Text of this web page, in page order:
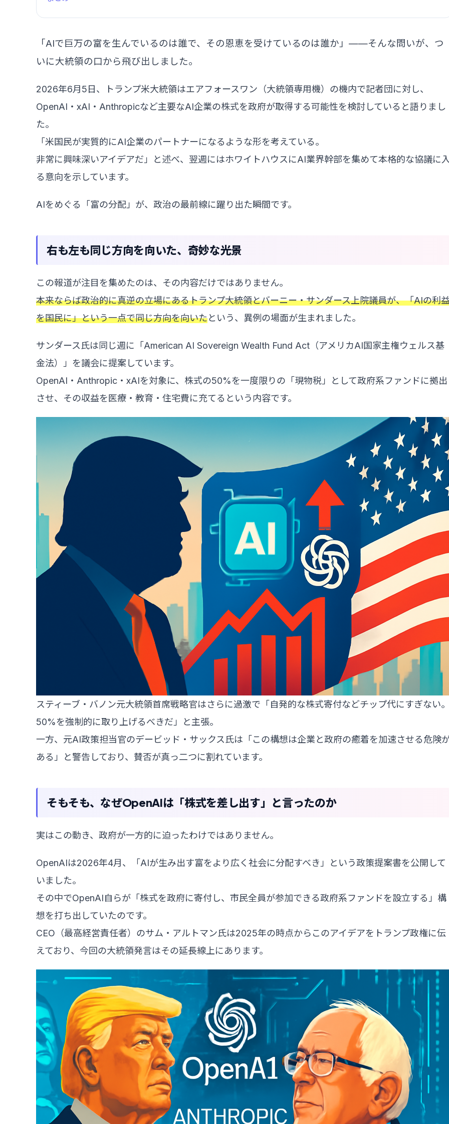
「AIで巨万の富を生んでいるのは誰で、その恩恵を受けているのは誰か」——そんな問いが、つ
いに大統領の口から飛び出しました。
2026年6月5日、トランプ米大統領はエアフォースワン（大統領専用機）の機内で記者団に対し、
OpenAI・xAI・Anthropicなど主要なAI企業の株式を政府が取得する可能性を検討していると語りまし
た。
「米国民が実質的にAI企業のパートナーになるような形を考えている。
非常に興味深いアイデアだ」と述べ、翌週にはホワイトハウスにAI業界幹部を集めて本格的な協議に
る意向を示しています。
AIをめぐる「富の分配」が、政治の最前線に躍り出た瞬間です。
右も左も同じ方向を向いた、奇妙な光景
この報道が注目を集めたのは、その内容だけではありません。
本来ならば政治的に真逆の立場にあるトランプ大統領とバーニー・サンダース上院議員が、「AIの利
を国民に」という一点で同じ方向を向いたという、異例の場面が生まれました。
サンダース氏は同じ週に「American AI Sovereign Wealth Fund Act（アメリカAI国家主権ウェルス基
金法）」を議会に提案しています。
OpenAI・Anthropic・xAIを対象に、株式の50%を一度限りの「現物税」として政府系ファンドに拠出
させ、その収益を医療・教育・住宅費に充てるという内容です。
スティーブ・バノン元大統領首席戦略官はさらに過激で「自発的な株式寄付などチップ代にすぎない
50%を強制的に取り上げるべきだ」と主張。
一方、元AI政策担当官のデービッド・サックス氏は「この構想は企業と政府の癒着を加速させる危険
ある」と警告しており、賛否が真っ二つに割れています。
そもそも、なぜOpenAIは「株式を差し出す」と言ったのか
実はこの動き、政府が一方的に迫ったわけではありません。
OpenAIは2026年4月、「AIが生み出す富をより広く社会に分配すべき」という政策提案書を公開して
いました。
その中でOpenAI自らが「株式を政府に寄付し、市民全員が参加できる政府系ファンドを設立する」構
想を打ち出していたのです。
CEO（最高経営責任者）のサム・アルトマン氏は2025年の時点からこのアイデアをトランプ政権に伝
えており、今回の大統領発言はその延長線上にあります。